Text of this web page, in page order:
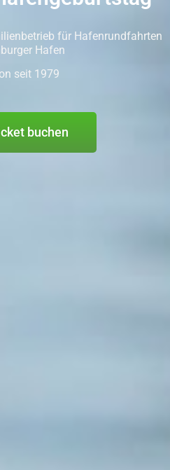
für Hafenrundfahrten
Hafen
seit 1979
buchen